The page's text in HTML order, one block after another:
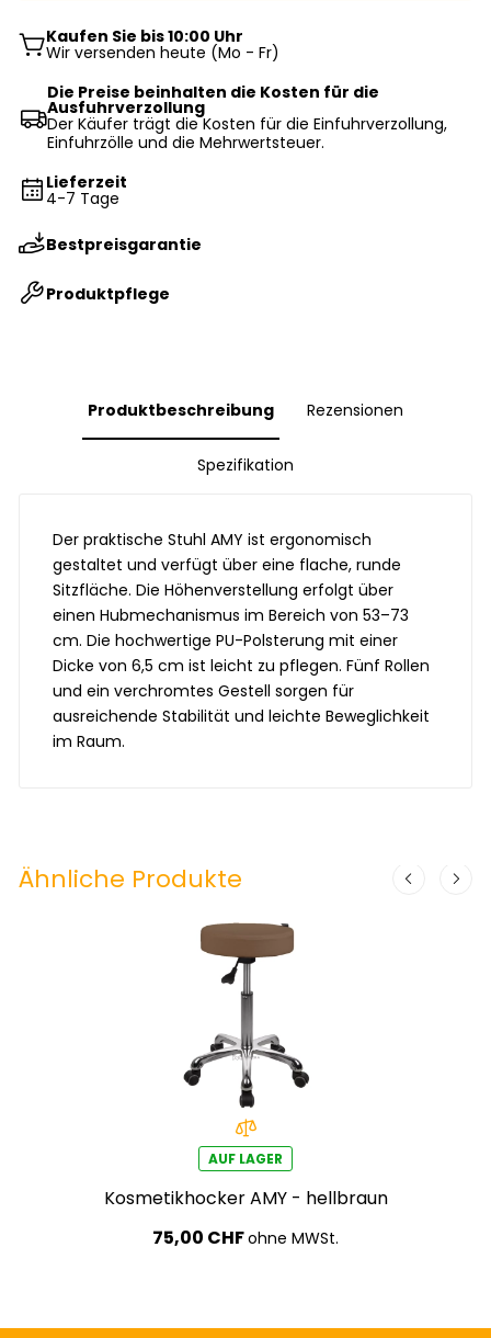
Kaufen Sie bis 10:00 Uhr
Wir versenden heute (Mo - Fr)
Die Preise beinhalten die Kosten für die
Ausfuhrverzollung
Der Käufer trägt die Kosten für die Einfuhrverzollung,
Einfuhrzölle und die Mehrwertsteuer.
Lieferzeit
4-7 Tage
Bestpreisgarantie
Produktpflege
Produktbeschreibung Rezensionen
Spezifikation
Der praktische Stuhl AMY ist ergonomisch
gestaltet und verfügt über eine flache, runde
Sitzfläche. Die Höhenverstellung erfolgt über
einen Hubmechanismus im Bereich von 53–73
cm. Die hochwertige PU-Polsterung mit einer
Dicke von 6,5 cm ist leicht zu pflegen. Fünf Rollen
und ein verchromtes Gestell sorgen für
ausreichende Stabilität und leichte Beweglichkeit
im Raum.
Ähnliche Produkte
AUF LAGER
Kosmetikhocker AMY - hellbraun
75,00 CHFohne MWSt.